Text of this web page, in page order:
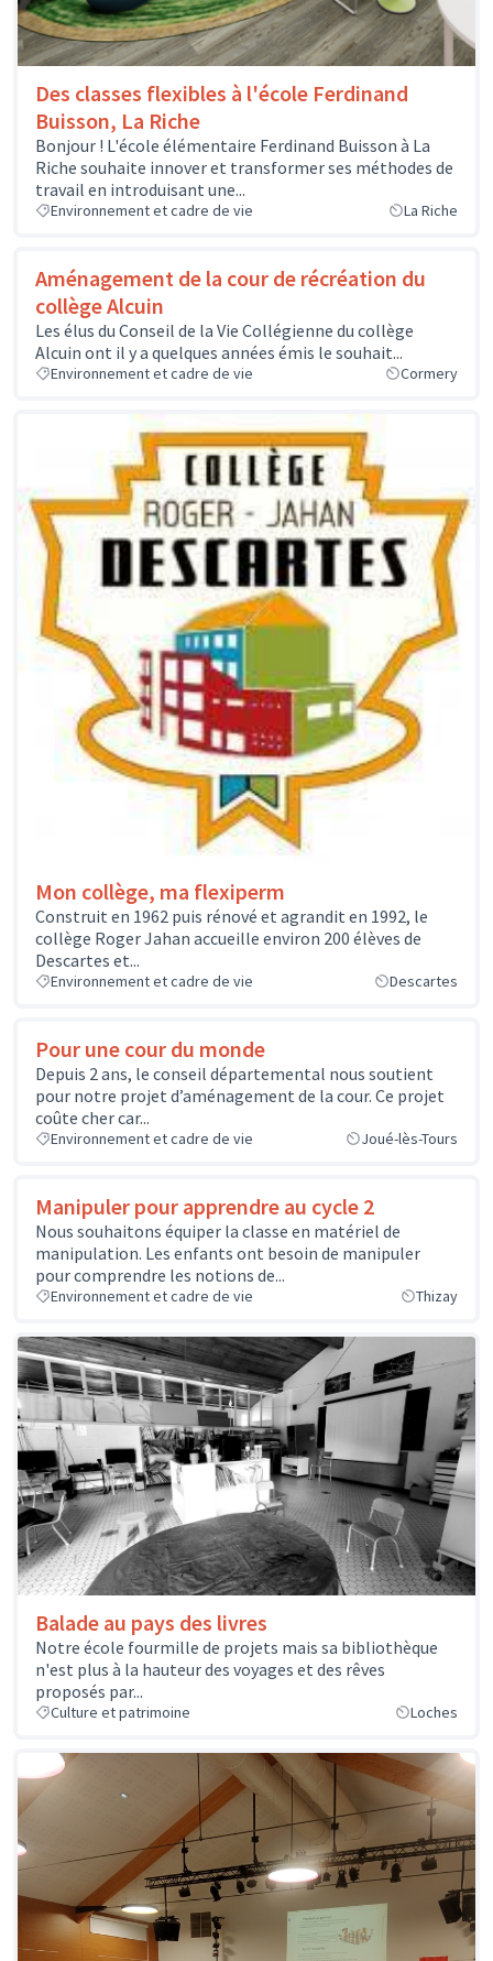
Des classes flexibles à l'école Ferdinand
Buisson, La Riche
Bonjour ! L'école élémentaire Ferdinand Buisson à La
Riche souhaite innover et transformer ses méthodes de
travail en introduisant une...
Environnement et cadre de vie La Riche
Aménagement de la cour de récréation du
collège Alcuin
Les élus du Conseil de la Vie Collégienne du collège
Alcuin ont il y a quelques années émis le souhait...
Environnement et cadre de vie Cormery
Mon collège, ma flexiperm
Construit en 1962 puis rénové et agrandit en 1992, le
collège Roger Jahan accueille environ 200 élèves de
Descartes et...
Environnement et cadre de vie Descartes
Pour une cour du monde
Depuis 2 ans, le conseil départemental nous soutient
pour notre projet d’aménagement de la cour. Ce projet
coûte cher car...
Environnement et cadre de vie Joué-lès-Tours
Manipuler pour apprendre au cycle 2
Nous souhaitons équiper la classe en matériel de
manipulation. Les enfants ont besoin de manipuler
pour comprendre les notions de...
Environnement et cadre de vie Thizay
Balade au pays des livres
Notre école fourmille de projets mais sa bibliothèque
n'est plus à la hauteur des voyages et des rêves
proposés par...
Culture et patrimoine Loches